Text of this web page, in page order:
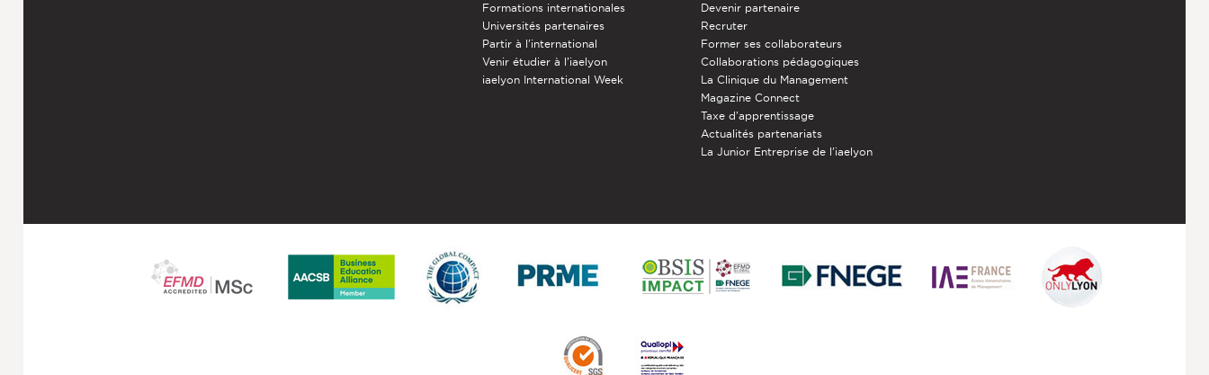
Formations internationales
Universités partenaires
Partir à l'international
Venir étudier à l’iaelyon
iaelyon International Week
Devenir partenaire
Recruter
Former ses collaborateurs
Collaborations pédagogiques
La Clinique du Management
Magazine Connect
Taxe d'apprentissage
Actualités partenariats
La Junior Entreprise de l'iaelyon